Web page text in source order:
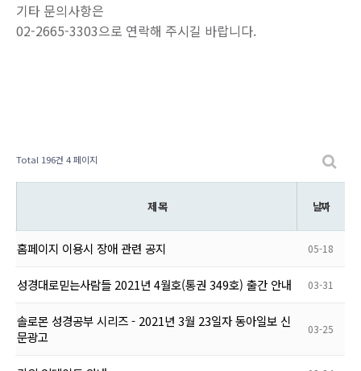
기타 문의사항은
02-2665-3303으로 연락해 주시길 바랍니다.
Total 196건 4 페이지
제 목 날짜
홈페이지 이용시 장애 관련 공지 05-18
성경대로믿는사람들 2021년 4월호(통권 349호) 출간 안내 03-31
솔로몬 성경공부 시리즈 - 2021년 3월 23일자 동아일보 신
문광고
03-25